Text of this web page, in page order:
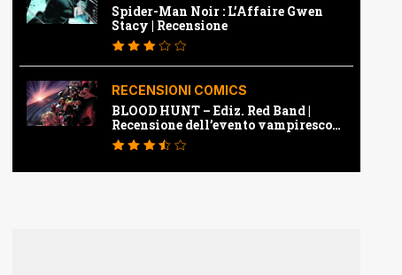
Spider-Man Noir : L’Affaire Gwen
Stacy | Recensione
RECENSIONI COMICS
BLOOD HUNT – Ediz. Red Band |
Recensione dell’evento vampiresco
della Marvel